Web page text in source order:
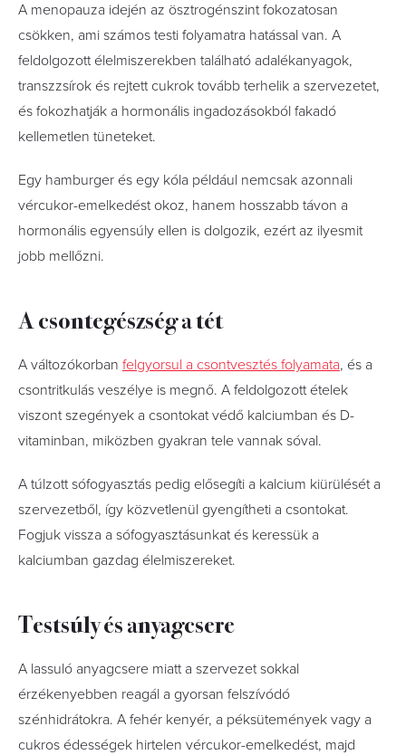
A menopauza idején az ösztrogénszint fokozatosan
csökken, ami számos testi folyamatra hatással van. A
feldolgozott élelmiszerekben található adalékanyagok,
transzzsírok és rejtett cukrok tovább terhelik a szervezetet,
és fokozhatják a hormonális ingadozásokból fakadó
kellemetlen tüneteket.
Egy hamburger és egy kóla például nemcsak azonnali
vércukor-emelkedést okoz, hanem hosszabb távon a
hormonális egyensúly ellen is dolgozik, ezért az ilyesmit
jobb mellőzni.
A csontegészség a tét
A változókorban felgyorsul a csontvesztés folyamata, és a
csontritkulás veszélye is megnő. A feldolgozott ételek
viszont szegények a csontokat védő kalciumban és D-
vitaminban, miközben gyakran tele vannak sóval.
A túlzott sófogyasztás pedig elősegíti a kalcium kiürülését a
szervezetből, így közvetlenül gyengítheti a csontokat.
Fogjuk vissza a sófogyasztásunkat és keressük a
kalciumban gazdag élelmiszereket.
Testsúly és anyagcsere
A lassuló anyagcsere miatt a szervezet sokkal
érzékenyebben reagál a gyorsan felszívódó
szénhidrátokra. A fehér kenyér, a péksütemények vagy a
cukros édességek hirtelen vércukor-emelkedést, majd